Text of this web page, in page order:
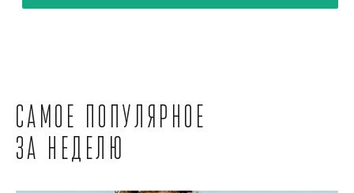
Самое популярное
за неделю